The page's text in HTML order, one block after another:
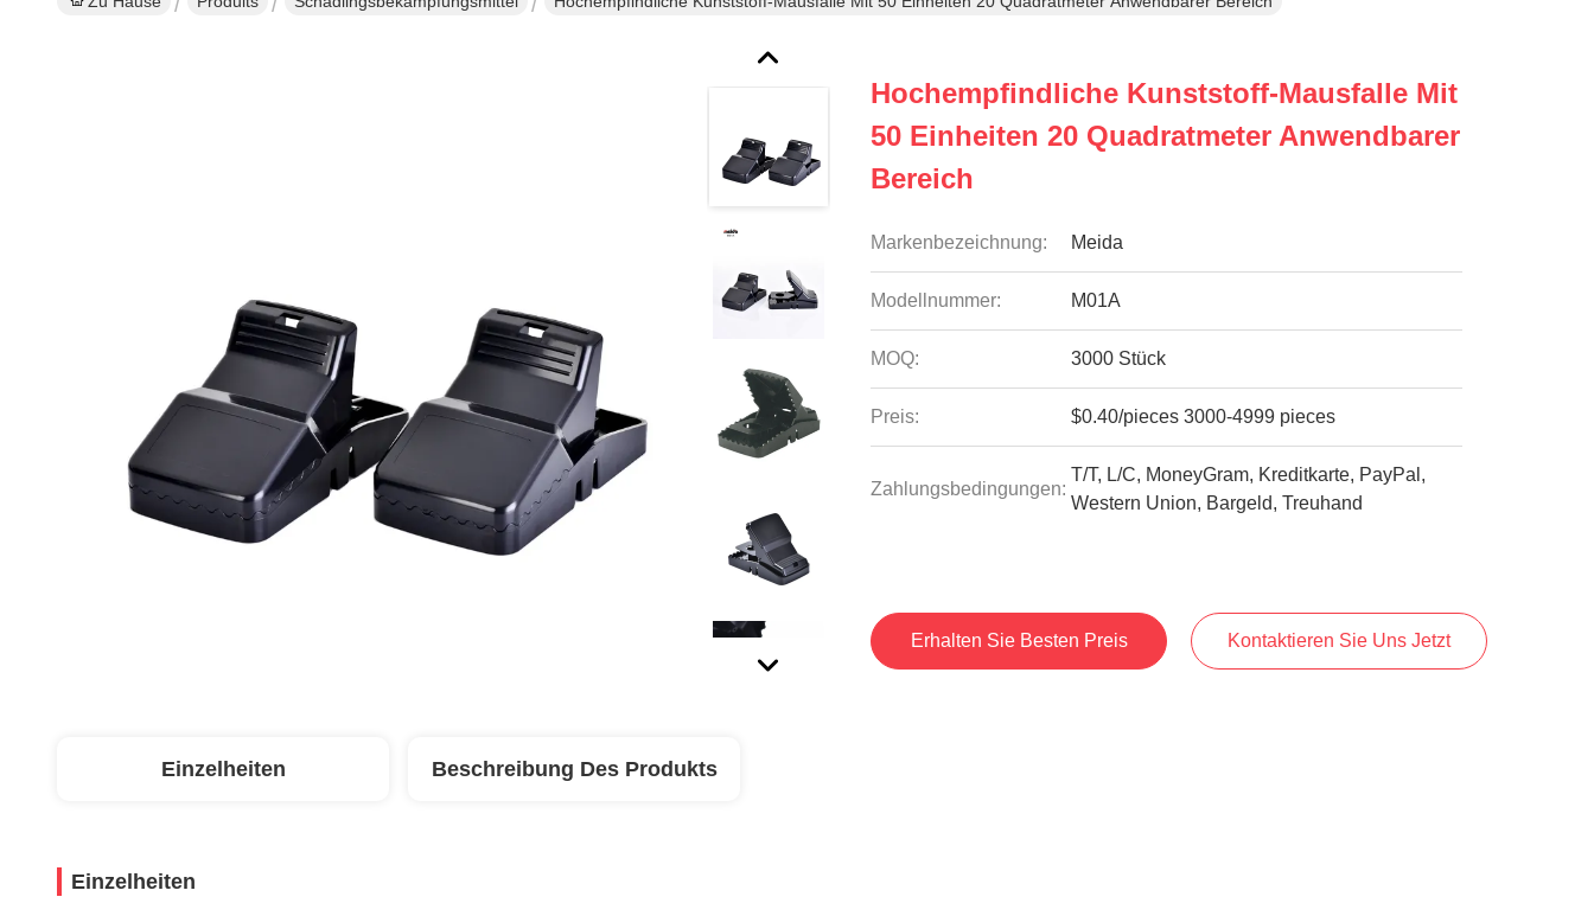
Hochempfindliche Kunststoff-Mausfalle Mit
50 Einheiten 20 Quadratmeter Anwendbarer
Bereich
Markenbezeichnung: Meida
Modellnummer: M01A
MOQ: 3000 Stück
Preis: $0.40/pieces 3000-4999 pieces
Zahlungsbedingungen:
T/T, L/C, MoneyGram, Kreditkarte, PayPal,
Western Union, Bargeld, Treuhand
Erhalten Sie Besten Preis Kontaktieren Sie Uns Jetzt
Einzelheiten Beschreibung Des Produkts
Einzelheiten